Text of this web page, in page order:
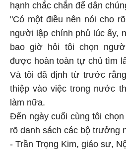
hạnh chắc chắn để dân
"Có một điều nên nói cho
người lập chính phủ lúc ấy,
bao giờ hỏi tôi chọn
được hoàn toàn tự chủ tìm
Và tôi đã định từ trước
thiệp vào việc trong nước
làm nữa.
Ðến ngày cuối cùng tôi
rõ danh sách các bộ trưởng
- Trần Trọng Kim, giáo sư,